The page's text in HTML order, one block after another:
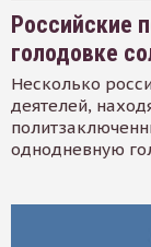
Российские
голодовке
Несколько
деятелей,
однодневную